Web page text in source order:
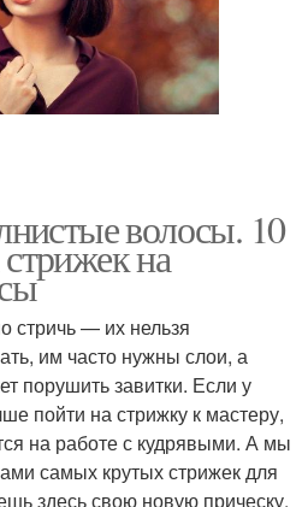
волосы. 10
на
стричь — их нельзя
им часто нужны слои, а
порушить завитки. Если у
пойти на стрижку к мастеру,
на работе с кудрявыми. А мы
самых крутых стрижек для
здесь свою новую прическу.